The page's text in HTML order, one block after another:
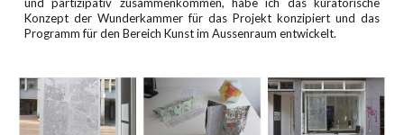
Konzept der Wunderkammer für das Projekt konzipiert und das
Programm für den Bereich Kunst im Aussenraum entwickelt.